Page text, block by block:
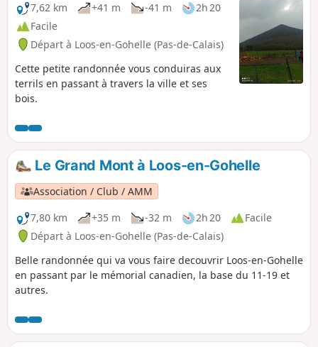
7,62 km
+41 m -41 m
2h 20
Facile
Départ à Loos-en-Gohelle (Pas-de-Calais)
Cette petite randonnée vous conduiras aux
terrils en passant à travers la ville et ses
bois.
Le Grand Mont à Loos-en-Gohelle
Association / Club / AMM
7,80 km
+35 m -32 m 2h 20
Facile
Départ à Loos-en-Gohelle (Pas-de-Calais)
Belle randonnée qui va vous faire decouvrir Loos-en-Gohelle
en passant par le mémorial canadien, la base du 11-19 et
autres.